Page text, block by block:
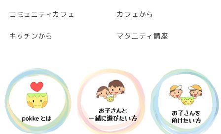
コミュニティカフェ カフェから
キッチンから マタニティ講座